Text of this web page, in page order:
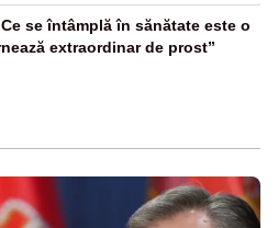
se întâmplă în sănătate este o
extraordinar de prost”